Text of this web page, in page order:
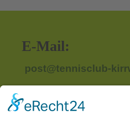
E-Mail:
post@tennisclub-